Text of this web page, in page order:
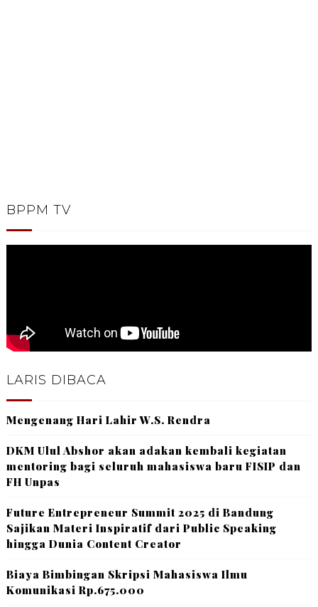
BPPM TV
LARIS DIBACA
Mengenang Hari Lahir W.S. Rendra
DKM Ulul Abshor akan adakan kembali kegiatan
mentoring bagi seluruh mahasiswa baru FISIP dan
FH Unpas
Future Entrepreneur Summit 2025 di Bandung
Sajikan Materi Inspiratif dari Public Speaking
hingga Dunia Content Creator
Biaya Bimbingan Skripsi Mahasiswa Ilmu
Komunikasi Rp.675.000